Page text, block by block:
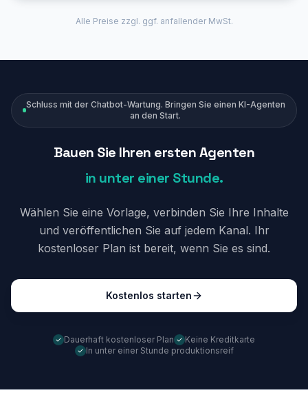
Alle Preise zzgl. ggf. anfallender MwSt.
Schluss mit der Chatbot-Wartung. Bringen Sie einen KI-Agenten
an den Start.
Bauen Sie Ihren ersten Agenten
in unter einer Stunde.
Wählen Sie eine Vorlage, verbinden Sie Ihre Inhalte
und veröffentlichen Sie auf jedem Kanal. Ihr
kostenloser Plan ist bereit, wenn Sie es sind.
Kostenlos starten
Dauerhaft kostenloser Plan
Keine Kreditkarte
In unter einer Stunde produktionsreif